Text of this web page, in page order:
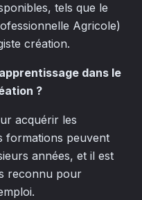
tels que le
Agricole)
création.
dans le
?
acquérir les
formations peuvent
années, et il est
reconnu pour